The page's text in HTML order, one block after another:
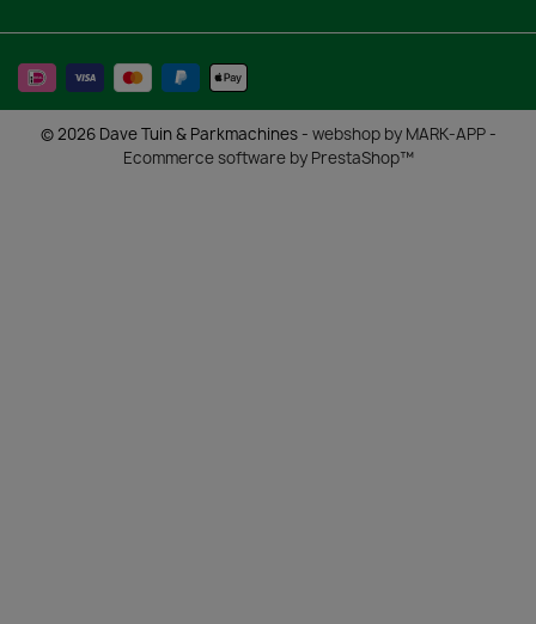
© 2026 Dave Tuin & Parkmachines - webshop by MARK-APP-
Ecommerce software by PrestaShop™